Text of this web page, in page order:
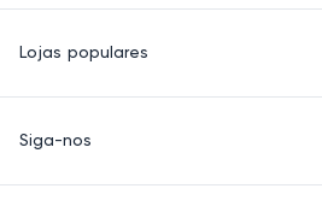
Quem Somos
Roupas
Saúde e beleza
Produtos para crianças
Lojas populares
Carrefour
Petz
Siga-nos